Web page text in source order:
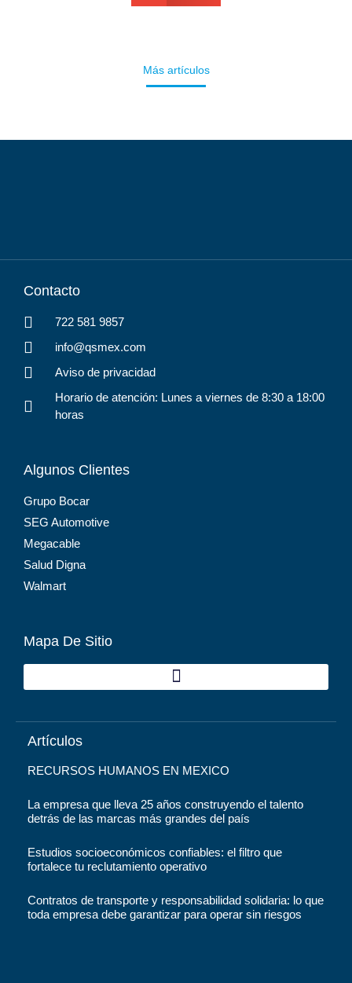
Más artículos
Contacto
722 581 9857
info@qsmex.com
Aviso de privacidad
Horario de atención: Lunes a viernes de 8:30 a 18:00
horas
Algunos Clientes
Grupo Bocar
SEG Automotive
Megacable
Salud Digna
Walmart
Mapa De Sitio
Artículos
RECURSOS HUMANOS EN MEXICO
La empresa que lleva 25 años construyendo el talento
detrás de las marcas más grandes del país
Estudios socioeconómicos confiables: el filtro que
fortalece tu reclutamiento operativo
Contratos de transporte y responsabilidad solidaria: lo que
toda empresa debe garantizar para operar sin riesgos